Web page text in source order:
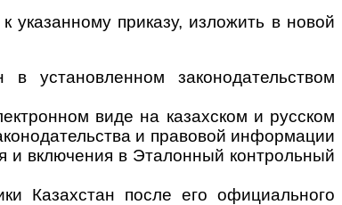
приказу, изложить в новой
установленном законодательством
виде на казахском и русском
и правовой информации
и включения в Эталонный контрольный
Казахстан после его официального